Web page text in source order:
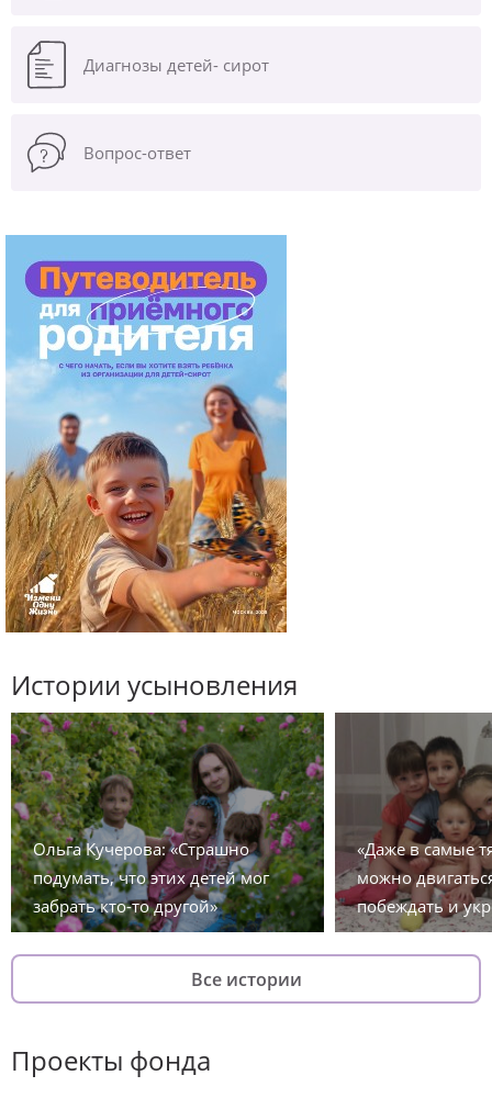
Диагнозы детей- сирот
Вопрос-ответ
Истории усыновления
Ольга Кучерова: «Страшно
подумать, что этих детей мог
забрать кто-то другой»
«Даже в самые
можно
побеждать и
Все истории
Проекты фонда